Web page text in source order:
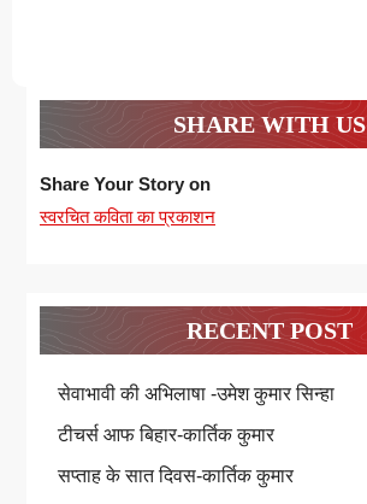
SHARE WITH US
Share Your Story on
स्वरचित कविता का प्रकाशन
RECENT POST
सेवाभावी की अभिलाषा -उमेश कुमार सिन्हा
टीचर्स आफ बिहार-कार्तिक कुमार
सप्ताह के सात दिवस-कार्तिक कुमार